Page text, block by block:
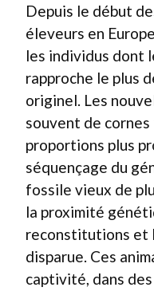
Depuis le début
éleveurs en
les individus dont
rapproche le plus
originel. Les
souvent de
proportions plus
séquençage du
fossile vieux de
la proximité
reconstitutions et
disparue. Ces
captivité, dans